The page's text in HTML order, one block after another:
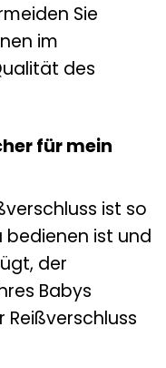
Sie
im
des
für mein
ist so
bedienen ist und
der
Babys